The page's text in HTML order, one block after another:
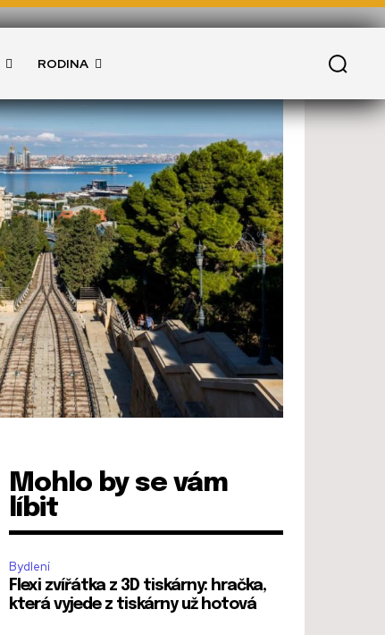
RODINA
Mohlo by se vám
líbit
Bydlení
Flexi zvířátka z 3D tiskárny: hračka,
která vyjede z tiskárny už hotová